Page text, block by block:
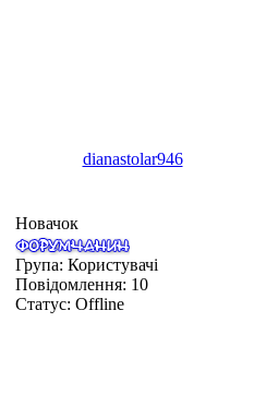
dianastolar946
Новачок
Група: Користувачі
Повідомлення: 10
Статус: Offline